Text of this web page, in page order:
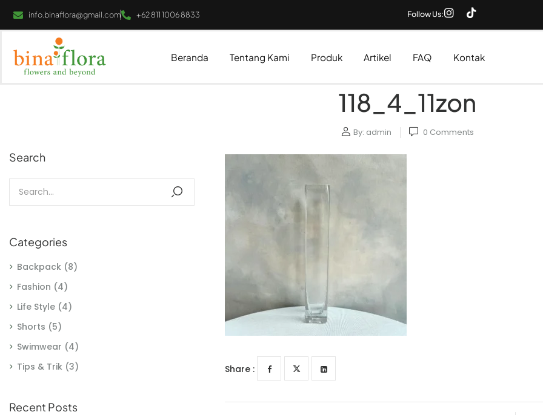
info.binaflora@gmail.com +62 811 1006 8833 Follow Us:
Beranda Tentang Kami Produk Artikel FAQ Kontak
118_4_11zon
By: admin 0 Comments
Search
Categories
Backpack (8)
Fashion (4)
Life Style (4)
Shorts (5)
Swimwear (4)
Tips & Trik (3)
Recent Posts
Share :